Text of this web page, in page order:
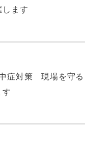
します
症対策 現場を守る
す